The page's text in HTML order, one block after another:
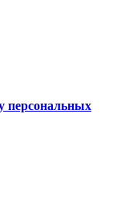
персональных